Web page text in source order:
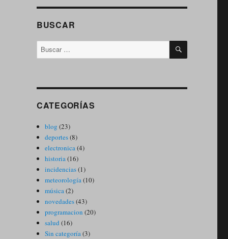
BUSCAR
Buscar
por:
BUSCAR
CATEGORÍAS
blog (23)
deportes(8)
electronica(4)
historia(16)
incidencias(1)
meteorología(10)
música(2)
novedades(43)
programacion (20)
salud (16)
Sin categoría(3)